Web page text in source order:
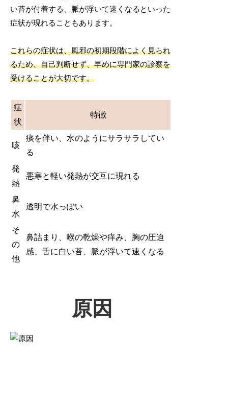
い苔が付着する、脈が浮いて速くなるといった
症状が現れることもあります。
これらの症状は、風邪の初期段階によく見られ
るため、自己判断せず、早めに専門家の診察を
受けることが大切です。
症
状
特徴
咳
痰を伴い、水のようにサラサラしてい
る
発
熱
悪寒と軽い発熱が交互に現れる
鼻
水
透明で水っぽい
そ
の
他
鼻詰まり、喉の乾燥や痒み、胸の圧迫
感、舌に白い苔、脈が浮いて速くなる
原因